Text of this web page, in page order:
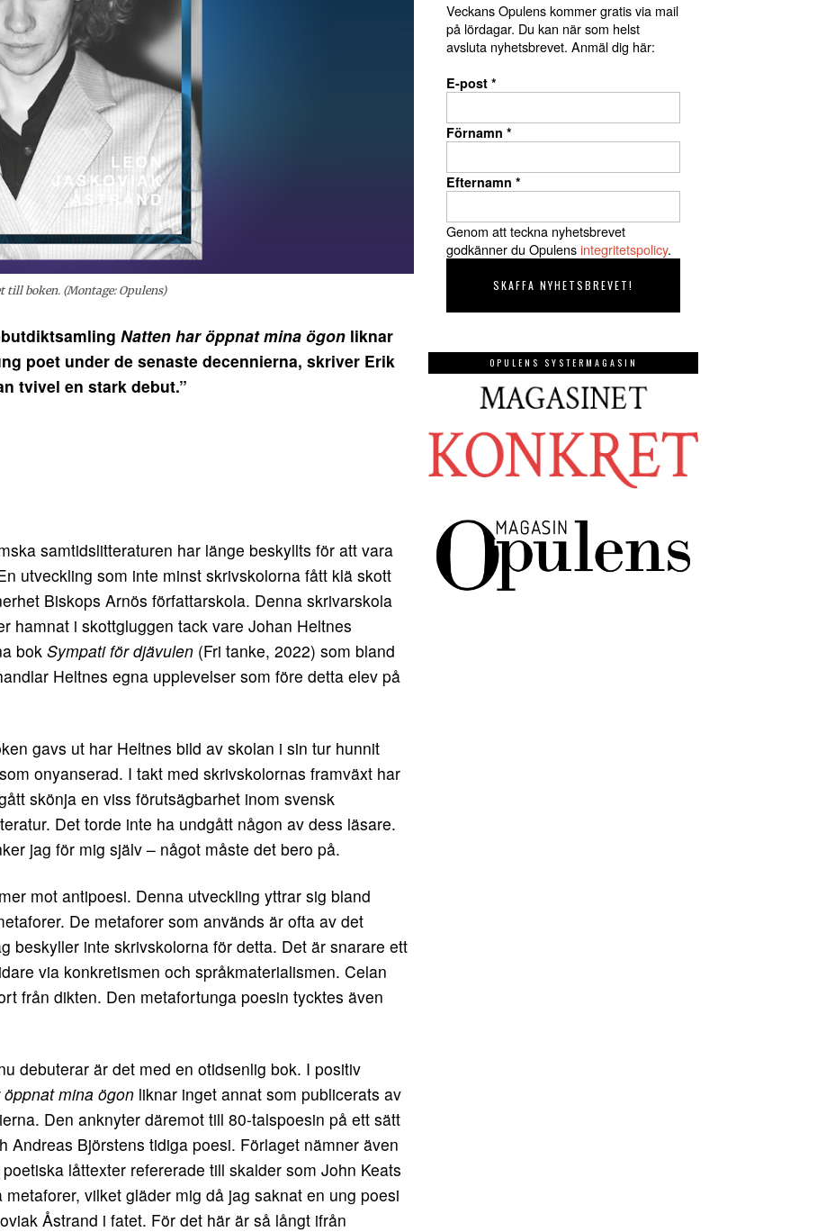
till boken. (Montage: Opulens)
Natten har öppnat mina ögon liknar
poet under de senaste decennierna, skriver Erik
tvivel en stark debut.”
samtidslitteraturen har länge beskyllts för att vara
utveckling som inte minst skrivskolorna fått klä skott
Biskops Arnös författarskola. Denna skrivarskola
hamnat i skottgluggen tack vare Johan Heltnes
bok Sympati för djävulen(Fri tanke, 2022) som bland
Heltnes egna upplevelser som före detta elev på
gavs ut har Heltnes bild av skolan i sin tur hunnit
onyanserad. I takt med skrivskolornas framväxt har
skönja en viss förutsägbarhet inom svensk
Det torde inte ha undgått någon av dess läsare.
jag för mig själv – något måste det bero på.
mot antipoesi. Denna utveckling yttrar sig bland
De metaforer som används är ofta av det
beskyller inte skrivskolorna för detta. Det är snarare ett
via konkretismen och språkmaterialismen. Celan
från dikten. Den metafortunga poesin tycktes även
debuterar är det med en otidsenlig bok. I positiv
mina ögon liknar inget annat som publicerats av
Den anknyter däremot till 80-talspoesin på ett sätt
Andreas Björstens tidiga poesi. Förlaget nämner även
låttexter refererade till skalder som John Keats
vilket gläder mig då jag saknat en ung poesi
Åstrand i fatet. För det här är så långt ifrån
Veckans Opulens kommer gratis via mail
på lördagar. Du kan när som helst
avsluta nyhetsbrevet. Anmäl dig här:
E-post *
Förnamn *
Efternamn *
Genom att teckna nyhetsbrevet
godkänner du Opulensintegritetspolicy.
OPULENS SYSTERMAGASIN